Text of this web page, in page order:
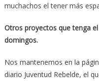
muchachos el tener más
Otros proyectos que tenga
domingos.
Nos mantenemos en la
diario Juventud Rebelde, el